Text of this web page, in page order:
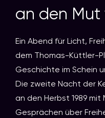
an den Mut
Ein Abend für Licht,
dem Thomas-Küttler-
Geschichte im Schein
Die zweite Nacht der
an den Herbst 1989 mit
Gesprächen über